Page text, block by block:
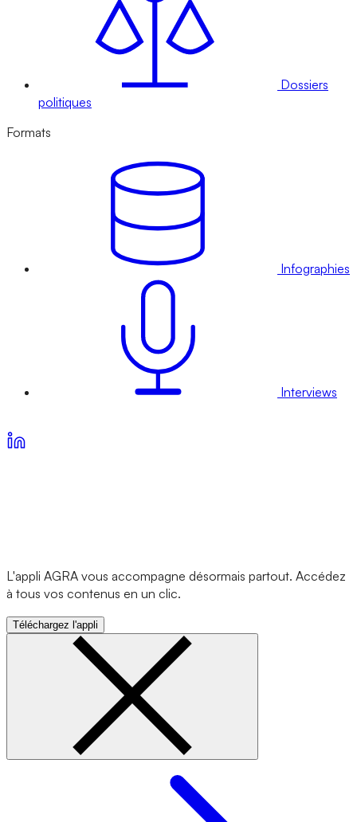
Dossiers
politiques
Formats
Infographies
Interviews
L'appli AGRA vous accompagne désormais partout. Accédez
à tous vos contenus en un clic.
Téléchargez l'appli